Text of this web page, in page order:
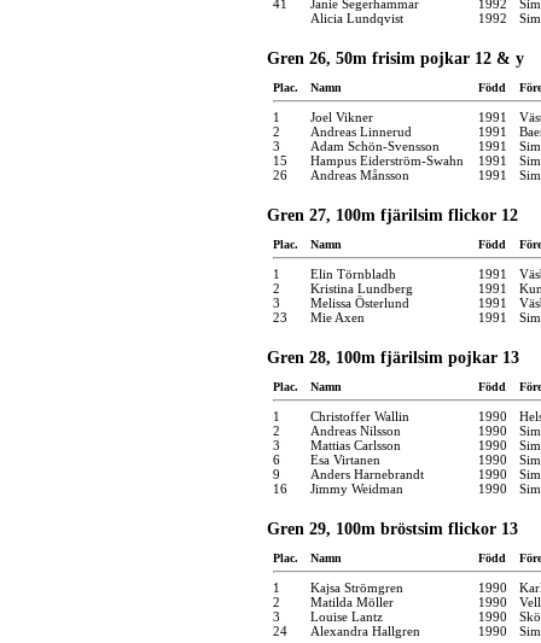
41 Janie Segerhammar 1992
Alicia Lundqvist
1992
Gren 26, 50m frisim pojkar 12 & y
Plac. Namn Född
1 Joel Vikner 1991
2
Andreas Linnerud 1991
3
Adam Schön-Svensson 1991
15
Hampus Eiderström-Swahn 1991
26
Andreas Månsson 1991
Gren 27, 100m fjärilsim flickor 12
Plac. Namn Född
1 Elin Törnbladh 1991
2
Kristina Lundberg 1991
3
Melissa Österlund 1991
23
Mie Axen 1991
Gren 28, 100m fjärilsim pojkar 13
Plac. Namn Född
1 Christoffer Wallin 1990
2
Andreas Nilsson 1990
3
Mattias Carlsson 1990
6
Esa Virtanen 1990
9
Anders Harnebrandt 1990
16
Jimmy Weidman 1990
Gren 29, 100m bröstsim flickor 13
Plac. Namn Född
1 Kajsa Strömgren 1990
2
Matilda Möller 1990
3
Louise Lantz 1990
24
Alexandra Hallgren 1990